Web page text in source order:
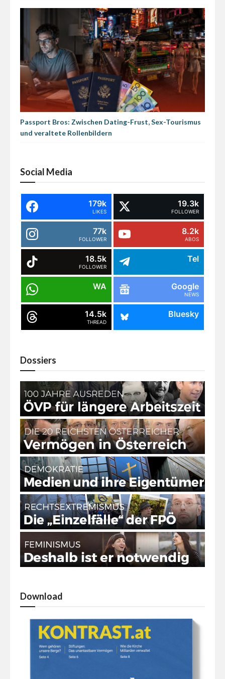
Passport Bros: Zwischen Dating-Frust, Sex-Tourismus
und veraltete Rollenbildern
Social Media
179k
LIKES
19.3k
FOLLOWER
77k
FOLLOWER
8.2k
ABOS
18.5k
FOLLOWER
Tel
WA Google
NEWS
14.5k
THREAD
Bluesky
Dossiers
Download